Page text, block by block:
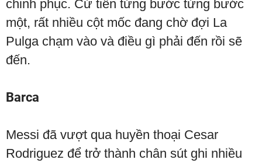
chinh phục. Cứ tiến từng bước từng bước
một, rất nhiều cột mốc đang chờ đợi La
Pulga chạm vào và điều gì phải đến rồi sẽ
đến.
Barca
Messi đã vượt qua huyền thoại Cesar
Rodriguez để trở thành chân sút ghi nhiều